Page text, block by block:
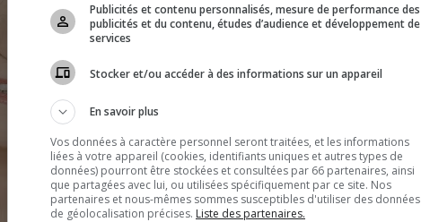
Publicités et contenu personnalisés, mesure de performance des
publicités et du contenu, études d’audience et développement de
services
Stocker et/ou accéder à des informations sur un appareil
En savoir plus
Vos données à caractère personnel seront traitées, et les informations
liées à votre appareil (cookies, identifiants uniques et autres types de
données) pourront être stockées et consultées par 66 partenaires, ainsi
que partagées avec lui, ou utilisées spécifiquement par ce site. Nos
partenaires et nous-mêmes sommes susceptibles d'utiliser des données
de géolocalisation précises. Liste des partenaires.